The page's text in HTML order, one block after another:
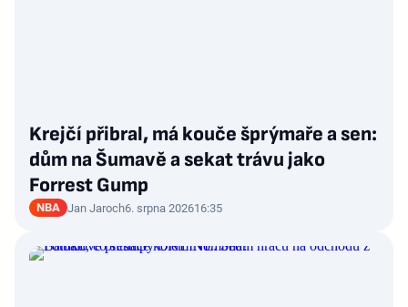
Krejčí přibral, má kouče šprýmaře a sen:
dům na Šumavě a sekat trávu jako
Forrest Gump
NBA Jan Jaroch6. srpna 202616:35